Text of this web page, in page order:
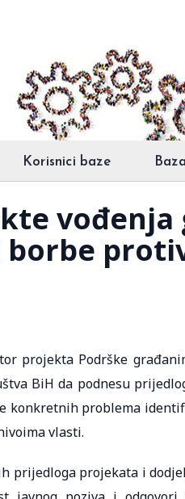
Korisnici baze
projekta Podrške
BiH da podnesu
konkretnih problema
vlasti.
prijedloga projekata i